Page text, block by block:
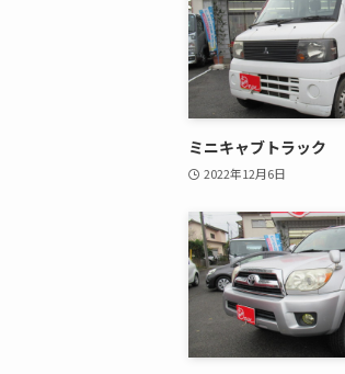
ミニキャブトラック
2022年12月6日